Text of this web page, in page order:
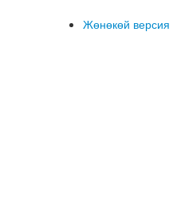
Жөнөкөй версия